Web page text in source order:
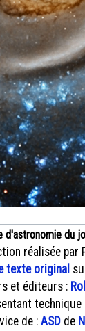
d'astronomie du
réalisée par
texte original
et éditeurs :
technique
de : ASD de